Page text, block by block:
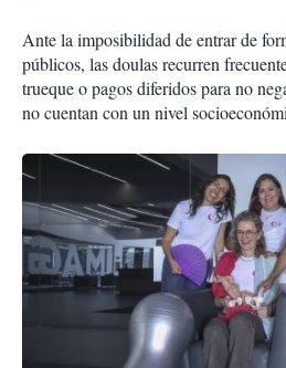
Ante la imposibilidad de entrar de
públicos, las doulas recurren
trueque o pagos diferidos para no
no cuentan con un nivel